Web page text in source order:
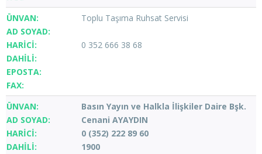
Toplu Taşıma Ruhsat Servisi
0 352 666 38 68
Basın Yayın ve Halkla İlişkiler Daire Bşk.
Cenani AYAYDIN
0 (352) 222 89 60
1900